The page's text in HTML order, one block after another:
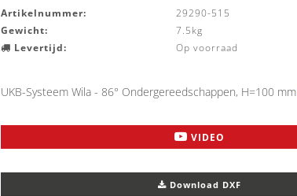
Artikelnummer:
29290-515
Gewicht:
7.5kg
Levertijd:
Op voorraad
UKB-Systeem Wila - 86° Ondergereedschappen, H=100 mm
VIDEO
Download DXF